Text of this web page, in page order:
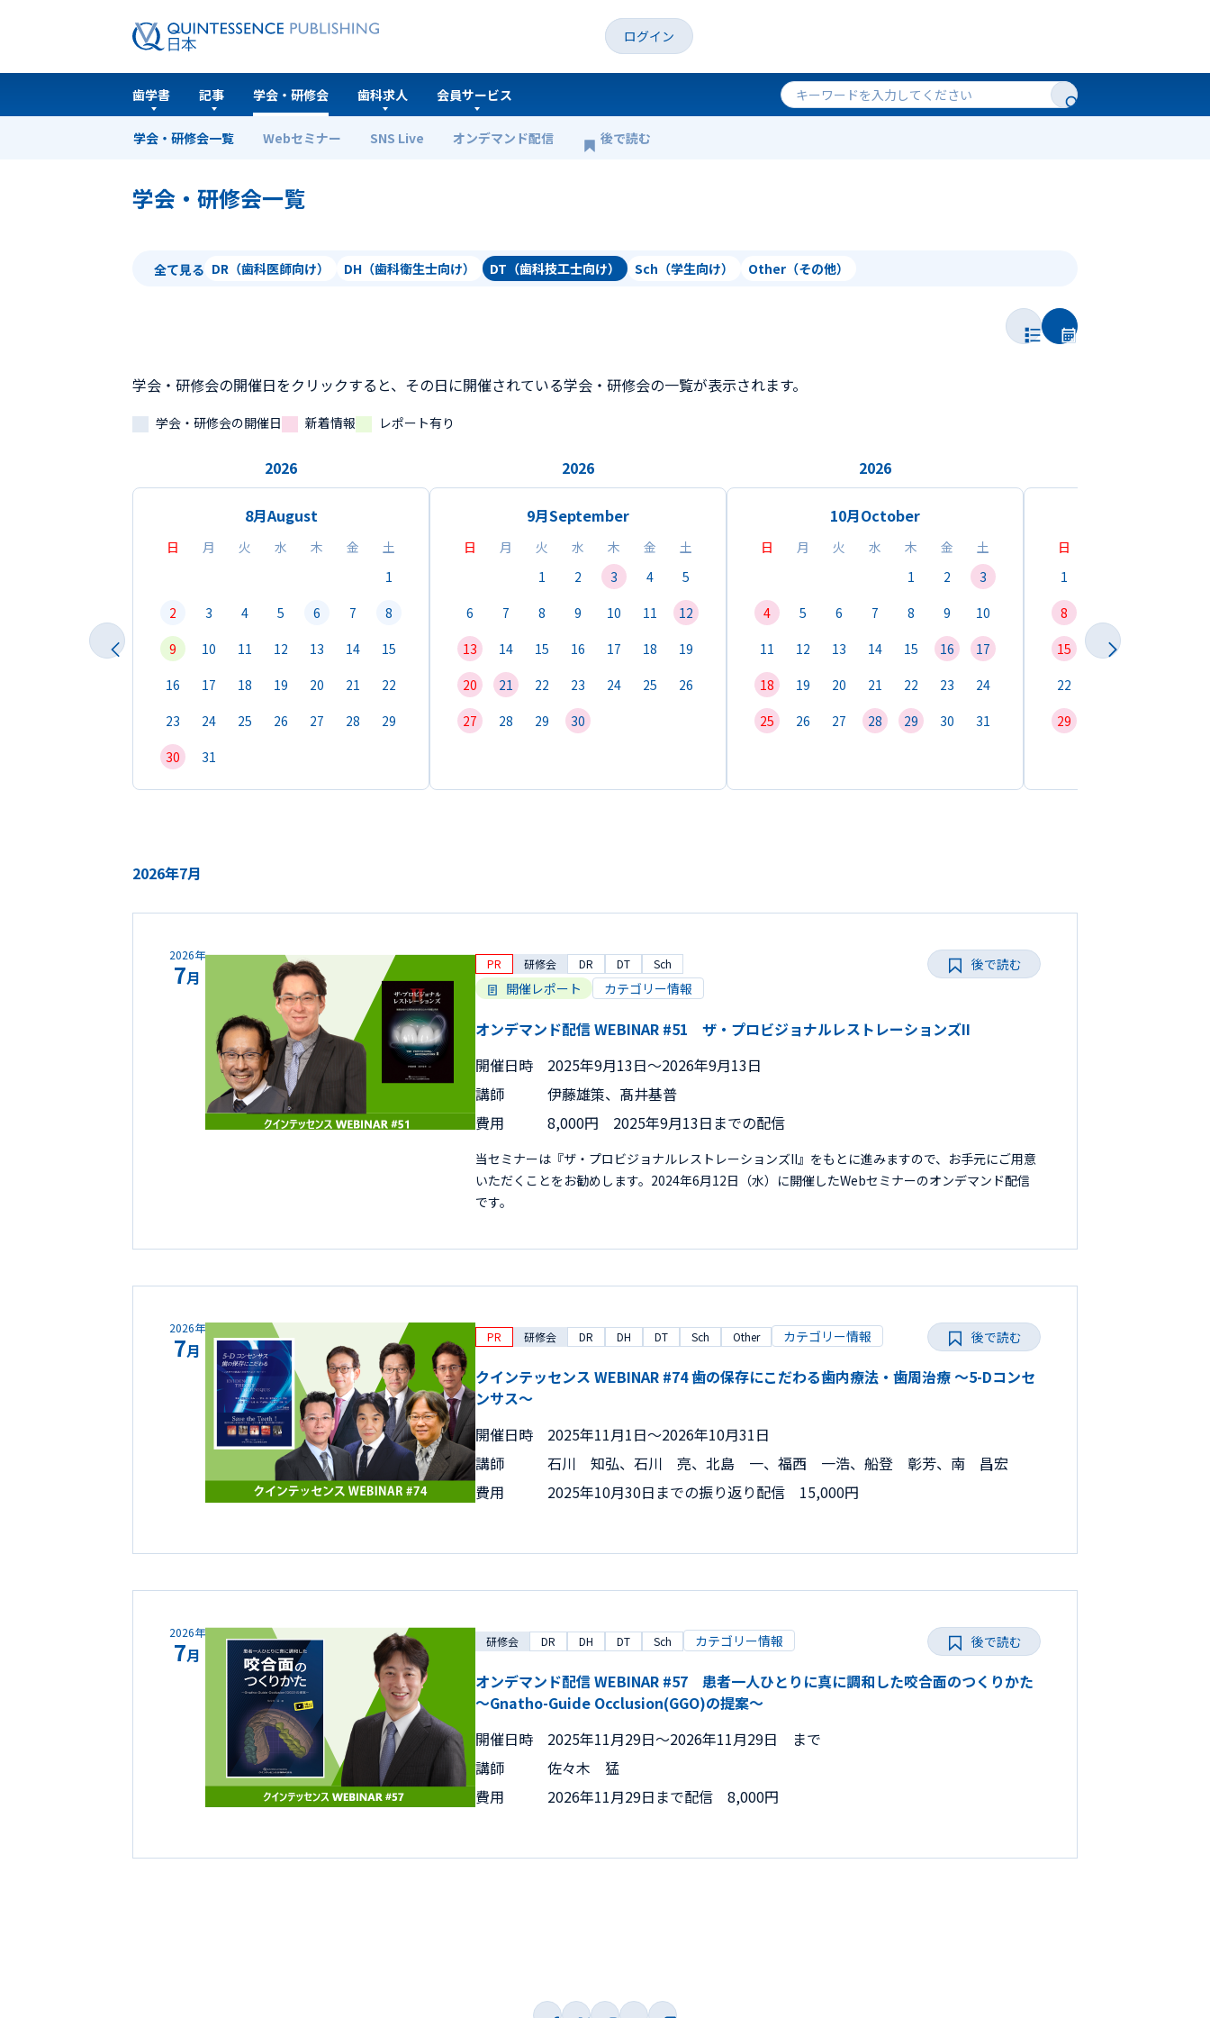
ログイン
歯学書 記事 学会・研修会
学会・研修会一覧 Webセミナー SNS Live オンデマンド配信 後で読む
歯科求人 会員サービス
ホーム 学会・研修会一覧
学会・研修会一覧
全て見る DR（歯科医師向け） DH（歯科衛生士向け） DT（歯科技工士向け） Sch（学生向け） Other（その他）
学会・研修会の開催日をクリックすると、その日に開催されている学会・研修会の一覧が表示されます。
学会・研修会の開催日 新着情報 レポート有り
2026
8月August
日 月 火 水 木 金
土
1
2
3 4 5 6 7
8
9
10 11 12 13 14
15
16
17 18 19 20 21
22
23
24 25 26 27 28
29
30
31
2026
9月September
日 月 火 水 木 金
土
1
2 3 4
5
6
7 8 9 10 11
12
13
14 15 16 17 18
19
20
21 22 23 24 25
26
27
28 29 30
2026
10月October
日 月 火 水 木 金
土
1
2
3
4
5 6 7 8 9
10
11
12 13 14 15 16
17
18
19 20 21 22 23
24
25
26 27 28 29 30 31
日
1
8
15
22
29
2026年7月
2026年
7月
PR 研修会 DR DT Sch
開催レポート カテゴリー情報
オンデマンド配信 WEBINAR #51 ザ・プロビジョナルレストレーションズII
開催日時
2025年9月13日〜2026年9月13日
講師
伊藤雄策、髙井基普
費用
8,000円 2025年9月13日までの配信
当セミナーは『ザ・プロビジョナルレストレーションズII』をもとに進みますので、お手元にご用意
いただくことをお勧めします。2024年6月12日（水）に開催したWebセミナーのオンデマンド配信
です。
後で読む
2026年
7月
PR 研修会 DR DH DT Sch Other カテゴリー情報
クインテッセンス WEBINAR #74 歯の保存にこだわる歯内療法・歯周治療 ～5-Dコンセ
ンサス～
開催日時
2025年11月1日〜2026年10月31日
講師
石川 知弘、石川 亮、北島 一、福西 一浩、船登 彰芳、南 昌宏
費用
2025年10月30日までの振り返り配信 15,000円
後で読む
2026年
7月
研修会 DR DH DT Sch カテゴリー情報
オンデマンド配信 WEBINAR #57 患者一人ひとりに真に調和した咬合面のつくりかた
～Gnatho-Guide Occlusion(GGO)の提案～
開催日時
2025年11月29日〜2026年11月29日 まで
講師
佐々木 猛
費用
2026年11月29日まで配信 8,000円
後で読む